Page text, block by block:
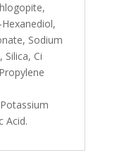
Sodium
Ci
Acid.